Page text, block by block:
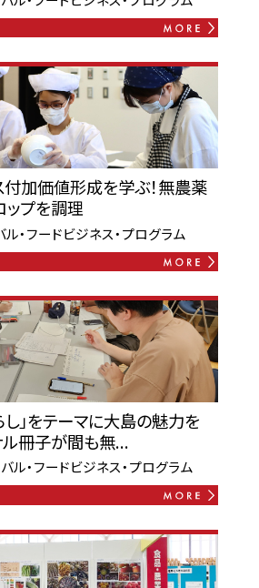
付加価値形成を学ぶ！無農薬
ップを調理
・フードビジネス・プログラム
らし」をテーマに大島の魅力を
ル冊子が間も無...
ル・フードビジネス・プログラム